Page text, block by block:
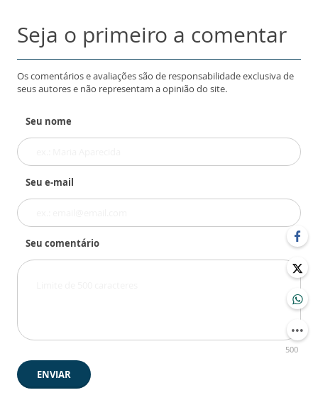
Seja o primeiro a comentar
Os comentários e avaliações são de responsabilidade exclusiva de
seus autores e não representam a opinião do site.
Seu nome
Seu e-mail
Seu comentário
500
ENVIAR